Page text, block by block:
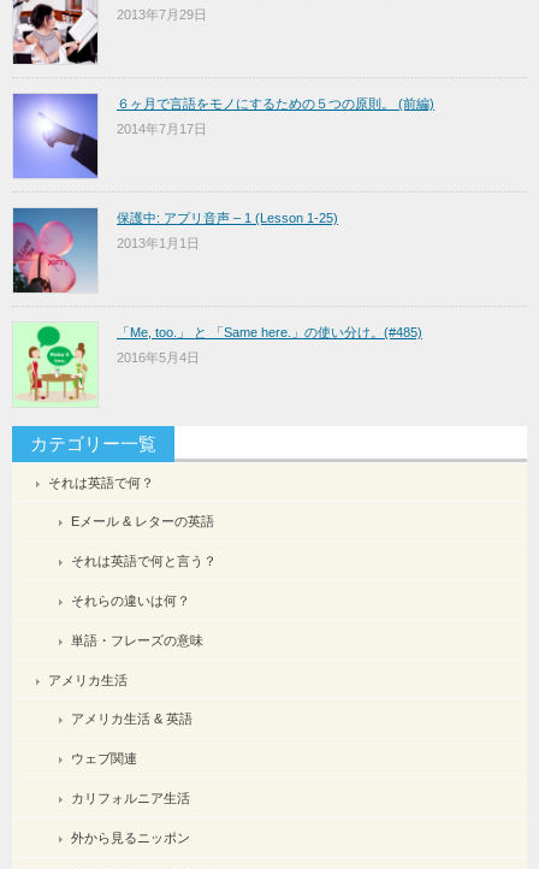
2013年7月29日
６ヶ月で言語をモノにするための５つの原則。 (前編)
2014年7月17日
保護中: アプリ音声 – 1 (Lesson 1-25)
2013年1月1日
「Me, too.」 と 「Same here.」の使い分け。(#485)
2016年5月4日
カテゴリー一覧
それは英語で何？
Eメール & レターの英語
それは英語で何と言う？
それらの違いは何？
単語・フレーズの意味
アメリカ生活
アメリカ生活 & 英語
ウェブ関連
カリフォルニア生活
外から見るニッポン